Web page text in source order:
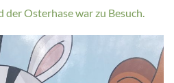
Osterhase war zu Besuch.